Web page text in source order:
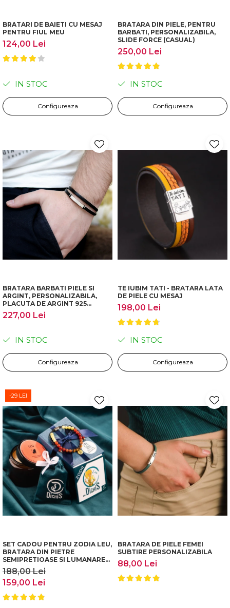
BRATARI DE BAIETI CU MESAJ
PENTRU FIUL MEU
124,00 Lei
IN STOC
Configureaza
BRATARA DIN PIELE, PENTRU
BARBATI, PERSONALIZABILA,
SLIDE FORCE (CASUAL)
250,00 Lei
IN STOC
Configureaza
BRATARA BARBATI PIELE SI
ARGINT, PERSONALIZABILA,
PLACUTA DE ARGINT 925
GRAVATA
227,00 Lei
IN STOC
Configureaza
TE IUBIM TATI - BRATARA LATA
DE PIELE CU MESAJ
198,00 Lei
IN STOC
Configureaza
-29 LEI
SET CADOU PENTRU ZODIA LEU,
BRATARA DIN PIETRE
SEMIPRETIOASE SI LUMANARE
PARFUMATA
188,00 Lei
159,00 Lei
BRATARA DE PIELE FEMEI
SUBTIRE PERSONALIZABILA
88,00 Lei